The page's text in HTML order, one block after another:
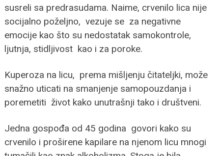
susreli sa predrasudama. Naime, crvenilo lica nije
socijalno poželjno, vezuje se za negativne
emocije kao što su nedostatak samokontrole,
ljutnja, stidljivost kao i za poroke.
Kuperoza na licu, prema mišljenju čitateljki, može
snažno uticati na smanjenje samopouzdanja i
poremetiti život kako unutrašnji tako i društveni.
Jedna gospođa od 45 godina govori kako su
crvenilo i proširene kapilare na njenom licu mnogi